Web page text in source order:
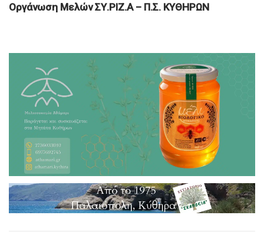
Οργάνωση Μελών ΣΥ.ΡΙΖ.Α – Π.Σ. ΚΥΘΗΡΩΝ